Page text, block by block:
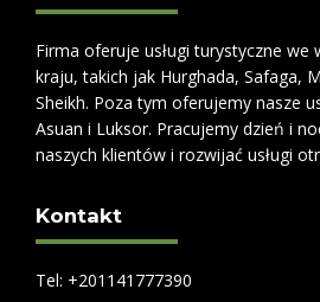
Firma oferuje usługi turystyczne we
kraju, takich jak Hurghada, Safaga,
Sheikh. Poza tym oferujemy nasze
Asuan i Luksor. Pracujemy dzień i
naszych klientów i rozwijać usługi
Kontakt
Tel: +201141777390